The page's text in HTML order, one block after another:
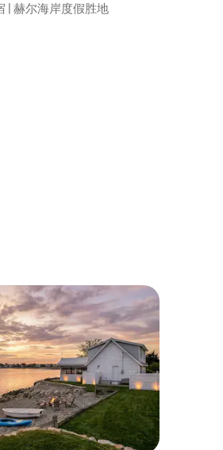
| 赫尔海岸度假胜地
），共 112 条评价